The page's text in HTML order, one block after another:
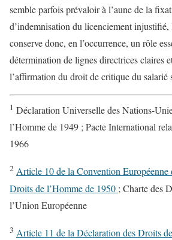
semble parfois prévaloir à l’aune de la
d’indemnisation du licenciement
conserve donc, en l’occurrence, un rôle
détermination de lignes directrices claires
l’affirmation du droit de critique du salarié
1 Déclaration Universelle des Nations-
l’Homme de 1949 ; Pacte International
1966
2 Article 10 de la Convention Européenne
Droits de l’Homme de 1950 ; Charte des
l’Union Européenne
3 Article 11 de la Déclaration des Droits